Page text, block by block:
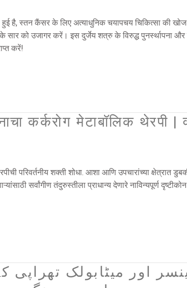
हुई है, स्तन कैंसर के लिए अत्याधुनिक चयापचय चिकित्सा की
सार को उजागर करें। इस दुर्जेय शत्रु के विरुद्ध पुनर्स्थापना
करें!
कर्करोग मेटाबॉलिक थेरपी |
परिवर्तनीय शक्ती शोधा. आशा आणि उपचारांच्या क्षेत्रात
सर्वांगीण तंदुरुस्तीला प्राधान्य देणारे नाविन्यपूर्ण
اور میٹابولک